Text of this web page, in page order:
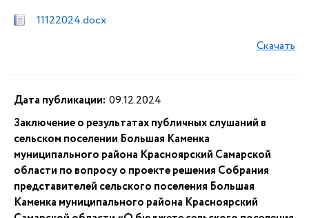
11122024.docx
Скачать
Дата публикации: 09.12.2024
Заключение о результатах публичных слушаний в
сельском поселении Большая Каменка
муниципального района Красноярский Самарской
области по вопросу о проекте решения Собрания
представителей сельского поселения Большая
Каменка муниципального района Красноярский